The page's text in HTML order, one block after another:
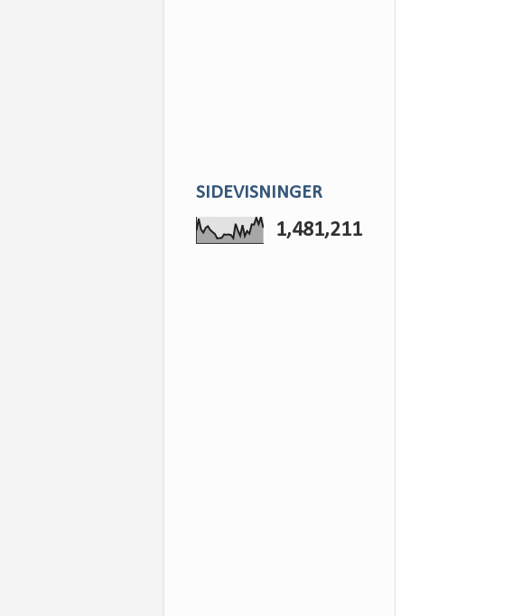
SIDEVISNINGER
1,481,211